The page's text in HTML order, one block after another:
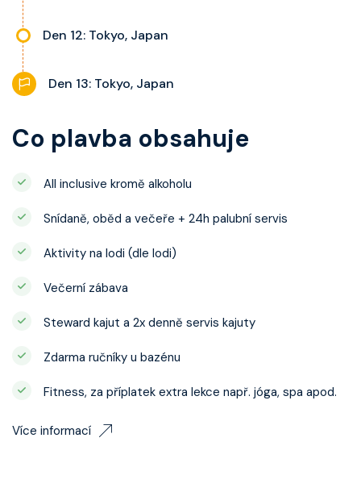
Den 12: Tokyo, Japan
Den 13: Tokyo, Japan
Co plavba obsahuje
All inclusive kromě alkoholu
Snídaně, oběd a večeře + 24h palubní servis
Aktivity na lodi (dle lodi)
Večerní zábava
Steward kajut a 2x denně servis kajuty
Zdarma ručníky u bazénu
Fitness, za příplatek extra lekce např. jóga, spa apod.
Více informací